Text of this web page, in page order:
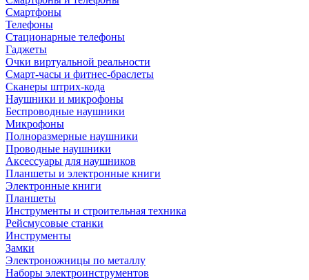
Смартфоны
Телефоны
Стационарные телефоны
Гаджеты
Очки виртуальной реальности
Смарт-часы и фитнес-браслеты
Сканеры штрих-кода
Наушники и микрофоны
Беспроводные наушники
Микрофоны
Полноразмерные наушники
Проводные наушники
Аксессуары для наушников
Планшеты и электронные книги
Электронные книги
Планшеты
Инструменты и строительная техника
Рейсмусовые станки
Инструменты
Замки
Электроножницы по металлу
Наборы электроинструментов